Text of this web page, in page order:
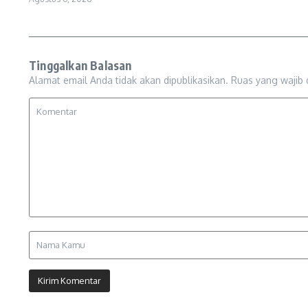
Tinggalkan Balasan
Alamat email Anda tidak akan dipublikasikan. Ruas yang wajib